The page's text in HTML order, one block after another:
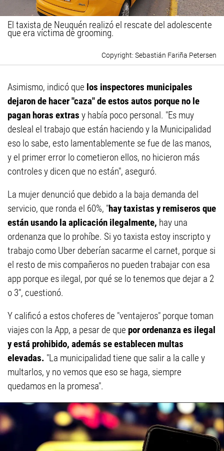
El taxista de Neuquén realizó el rescate del adolescente
que era víctima de grooming.
Sebastián Fariña Petersen
Asimismo, indicó que los inspectores municipales
dejaron de hacer "caza" de estos autos porque no le
pagan horas extras y había poco personal. "Es muy
desleal el trabajo que están haciendo y la Municipalidad
eso lo sabe, esto lamentablemente se fue de las manos,
y el primer error lo cometieron ellos, no hicieron más
controles y dicen que no están", aseguró.
La mujer denunció que debido a la baja demanda del
servicio, que ronda el 60%, "hay taxistas y remiseros que
están usando la aplicación ilegalmente, hay una
ordenanza que lo prohíbe. Si yo taxista estoy inscripto y
trabajo como Uber deberían sacarme el carnet, porque si
el resto de mis compañeros no pueden trabajar con esa
app porque es ilegal, por qué se lo tenemos que dejar a 2
o 3", cuestionó.
Y calificó a estos choferes de "ventajeros" porque toman
viajes con la App, a pesar de que por ordenanza es ilegal
y está prohibido, además se establecen multas
elevadas. "La municipalidad tiene que salir a la calle y
multarlos, y no vemos que eso se haga, siempre
quedamos en la promesa".